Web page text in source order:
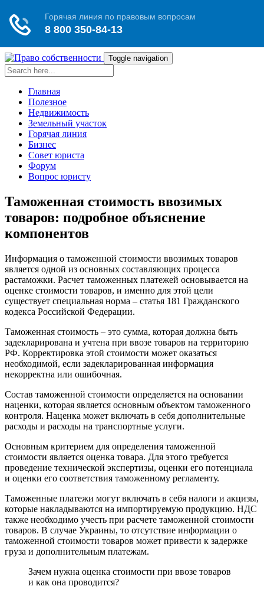
Toggle navigation
Главная
Полезное
Недвижимость
Земельный участок
Горячая линия
Бизнес
Совет юриста
Форум
Вопрос юристу
Таможенная стоимость ввозимых
товаров: подробное объяснение
компонентов
Информация о таможенной стоимости ввозимых товаров
является одной из основных составляющих процесса
растаможки. Расчет таможенных платежей основывается на
оценке стоимости товаров, и именно для этой цели
существует специальная норма – статья 181 Гражданского
кодекса Российской Федерации.
Таможенная стоимость – это сумма, которая должна быть
задекларирована и учтена при ввозе товаров на территорию
РФ. Корректировка этой стоимости может оказаться
необходимой, если задекларированная информация
некорректна или ошибочная.
Состав таможенной стоимости определяется на основании
наценки, которая является основным объектом таможенного
контроля. Наценка может включать в себя дополнительные
расходы и расходы на транспортные услуги.
Основным критерием для определения таможенной
стоимости является оценка товара. Для этого требуется
проведение технической экспертизы, оценки его потенциала
и оценки его соответствия таможенному регламенту.
Таможенные платежи могут включать в себя налоги и акцизы,
которые накладываются на импортируемую продукцию. НДС
также необходимо учесть при расчете таможенной стоимости
товаров. В случае Украины, то отсутствие информации о
таможенной стоимости товаров может привести к задержке
груза и дополнительным платежам.
Зачем нужна оценка стоимости при ввозе товаров
и как она проводится?